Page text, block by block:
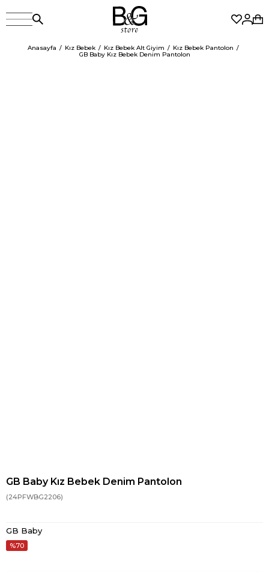
Anasayfa Kız Bebek Kız Bebek Alt Giyim
Kız Bebek Pantolon
GB Baby Kız Bebek Denim Pantolon
GB Baby Kız Bebek Denim Pantolon
(24PFWBG2206)
GB Baby
70